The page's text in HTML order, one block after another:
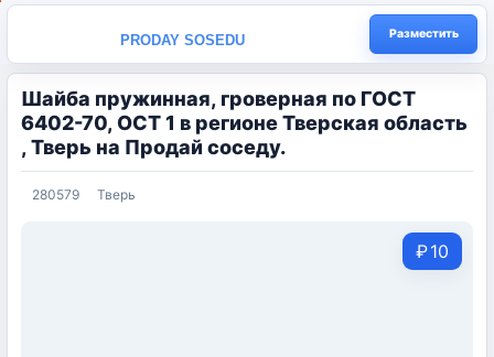
PRODAY SOSEDU Разместить
Шайба пружинная, гроверная по ГОСТ
6402-70, ОСТ 1 в регионе Тверская область
, Тверь на Продай соседу.
280579 Тверь
₽10